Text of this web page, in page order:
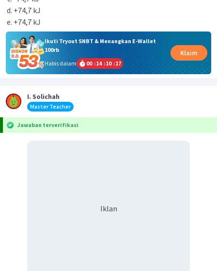
+74,7 kJ
+74,7 kJ
Ikuti Tryout SNBT & Menangkan E-Wallet
100rb
Habis dalam
00 :14 :10 :17
Klaim
I. Solichah
Master Teacher
Jawaban terverifikasi
Iklan